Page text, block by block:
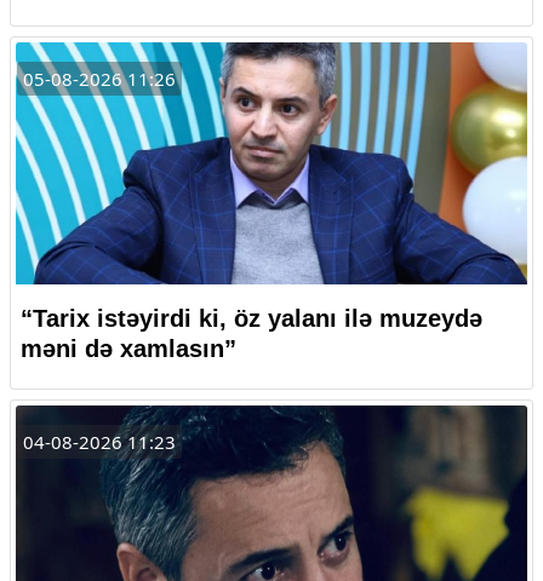
05-08-2026 11:26
“Tarix istəyirdi ki, öz yalanı ilə muzeydə
məni də xamlasın”
04-08-2026 11:23